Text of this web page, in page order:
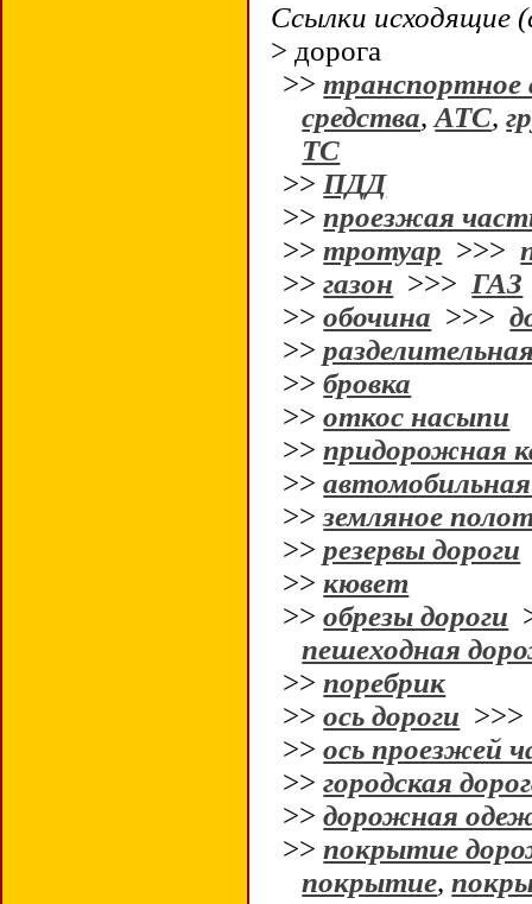
Ссылки исходящие
> дорога
>>транспортное
средства,АТС,
ТС
>> ПДД
>>проезжая
>>тротуар >>>
>>газон >>> ГАЗ
>>обочина >>>
>>
>>бровка
>>откос насыпи
>>придорожная
>>
>>земляное
>>резервы дороги
>>кювет
>>обрезы дороги
пешеходная
>>поребрик
>>ось дороги
>>ось проезжей
>>городская
>>дорожная
>>покрытие
покрытие,